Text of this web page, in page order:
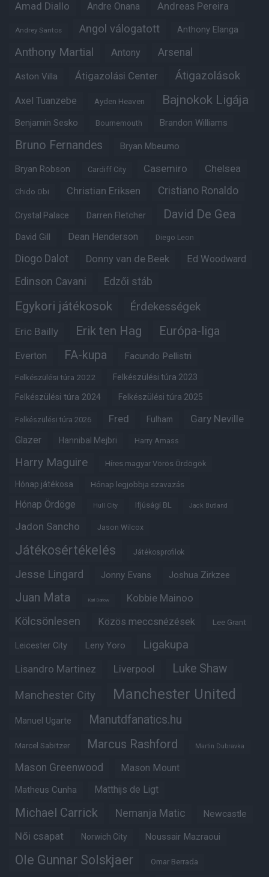
Amad Diallo Andre Onana Andreas Pereira
Andrey Santos Angol válogatott Anthony Elanga
Anthony Martial Antony Arsenal
Aston Villa Átigazolási Center Átigazolások
Axel Tuanzebe Ayden Heaven Bajnokok Ligája
Benjamin Sesko Bournemouth Brandon Williams
Bruno Fernandes Bryan Mbeumo
Bryan Robson Cardiff City Casemiro Chelsea
Chido Obi Christian Eriksen Cristiano Ronaldo
Crystal Palace Darren Fletcher David De Gea
David Gill Dean Henderson Diego Leon
Diogo Dalot Donny van de Beek Ed Woodward
Edinson Cavani Edzői stáb
Egykori játékosok Érdekességek
Eric Bailly Erik ten Hag Európa-liga
Everton FA-kupa Facundo Pellistri
Felkészülési túra 2022 Felkészülési túra 2023
Felkészülési túra 2024 Felkészülési túra 2025
Felkészülési túra 2026 Fred Fulham Gary Neville
Glazer Hannibal Mejbri Harry Amass
Harry Maguire Híres magyar Vörös Ördögök
Hónap játékosa Hónap legjobbja szavazás
Hónap Ördöge Hull City Ifjúsági BL Jack Butland
Jadon Sancho Jason Wilcox
Játékosértékelés Játékosprofilok
Jesse Lingard Jonny Evans Joshua Zirkzee
Juan Mata Karl Darlow Kobbie Mainoo
Kölcsönlesen Közös meccsnézések Lee Grant
Leicester City Leny Yoro Ligakupa
Lisandro Martinez Liverpool Luke Shaw
Manchester City Manchester United
Manuel Ugarte Manutdfanatics.hu
Marcel Sabitzer Marcus Rashford Martin Dubravka
Mason Greenwood Mason Mount
Matheus Cunha Matthijs de Ligt
Michael Carrick Nemanja Matic Newcastle
Női csapat Norwich City Noussair Mazraoui
Ole Gunnar Solskjaer Omar Berrada